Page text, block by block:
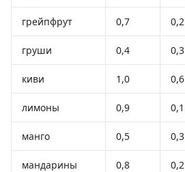
грейпфрут 0,7 0,2
груши 0,4 0,3
киви 1,0 0,6
лимоны 0,9 0,1
манго 0,5 0,3
мандарины 0,8 0,2